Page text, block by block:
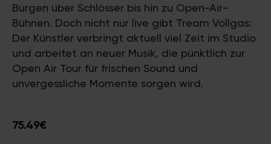
Burgen über Schlösser bis hin zu Open-Air-
Bühnen. Doch nicht nur live gibt Tream Vollgas:
Der Künstler verbringt aktuell viel Zeit im Studio
und arbeitet an neuer Musik, die pünktlich zur
Open Air Tour für frischen Sound und
unvergessliche Momente sorgen wird.
75.49€